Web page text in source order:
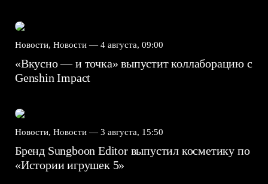
Новости, Новости — 4 августа, 09:00
«Вкусно — и точка» выпустит коллаборацию с
Genshin Impact⁠⁠
Новости, Новости — 3 августа, 15:50
Бренд Sungboon Editor выпустил косметику по
«Истории игрушек 5»